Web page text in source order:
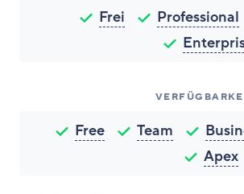
Frei Professional
Free Team
Apex